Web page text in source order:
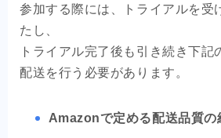
参加する際には、トライアルを受
たし、
トライアル完了後も引き続き下記
配送を行う必要があります。
Amazonで定める配送品質の